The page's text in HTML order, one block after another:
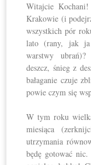
Witajcie
Krakowie (i
wszystkich pór
lato (rany, jak ja
warstwy ubrań)?
deszcz, śnieg z
bałaganie czuje
powie czym się
W tym roku
miesiąca
utrzymania
będę gotować